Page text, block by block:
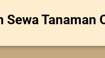
Tanaman